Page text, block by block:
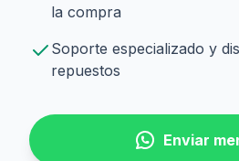
la compra
Soporte especializado y
repuestos
Enviar